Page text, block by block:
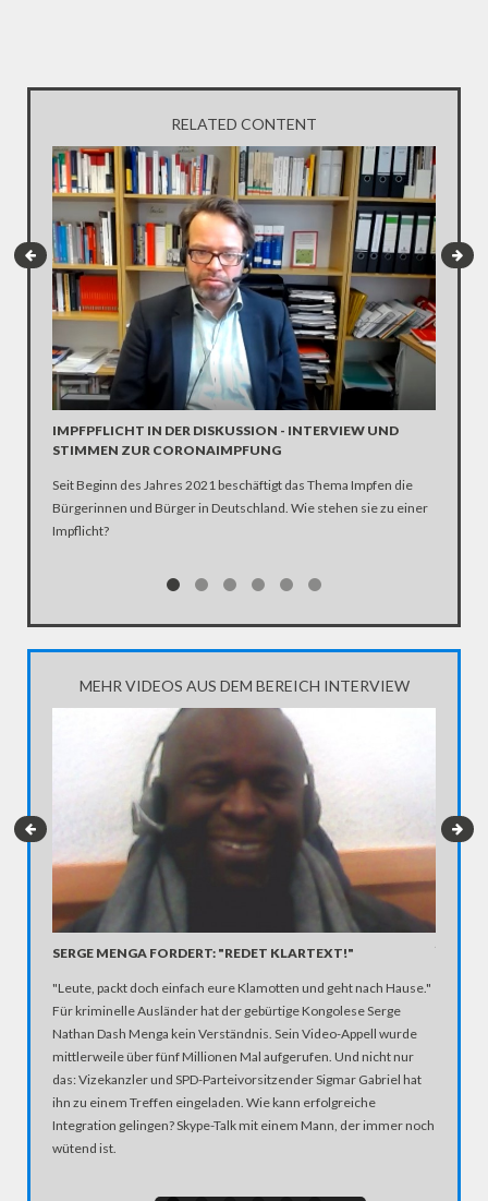
RELATED CONTENT
IMPFPFLICHT IN DER DISKUSSION - INTERVIEW UND
STIMMEN ZUR CORONAIMPFUNG
Seit Beginn des Jahres 2021 beschäftigt das Thema Impfen die
Bürgerinnen und Bürger in Deutschland. Wie stehen sie zu einer
Impflicht?
MEHR VIDEOS AUS DEM BEREICH INTERVIEW
SERGE MENGA FORDERT: "REDET KLARTEXT!"
"Leute, packt doch einfach eure Klamotten und geht nach Hause."
Für kriminelle Ausländer hat der gebürtige Kongolese Serge
Nathan Dash Menga kein Verständnis. Sein Video-Appell wurde
mittlerweile über fünf Millionen Mal aufgerufen. Und nicht nur
das: Vizekanzler und SPD-Parteivorsitzender Sigmar Gabriel hat
ihn zu einem Treffen eingeladen. Wie kann erfolgreiche
Integration gelingen? Skype-Talk mit einem Mann, der immer noch
wütend ist.